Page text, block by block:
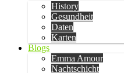
History
Gesundheit
Daten
Karten
Blogs
Emma Amour
Nachtschicht